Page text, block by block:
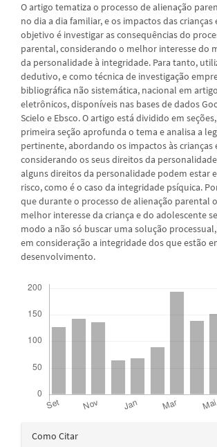
O artigo tematiza o processo de alienação
no dia a dia familiar, e os impactos das crianças
objetivo é investigar as consequências do
parental, considerando o melhor interesse do
da personalidade à integridade. Para tanto,
dedutivo, e como técnica de investigação
bibliográfica não sistemática, nacional em
eletrônicos, disponíveis nas bases de dados
Scielo e Ebsco. O artigo está dividido em
primeira seção aprofunda o tema e analisa a
pertinente, abordando os impactos às crianças
considerando os seus direitos da
alguns direitos da personalidade podem estar
risco, como é o caso da integridade psíquica.
que durante o processo de alienação parental
melhor interesse da criança e do adolescente
modo a não só buscar uma solução
em consideração a integridade dos que estão
desenvolvimento.
Detalhes
Como Citar